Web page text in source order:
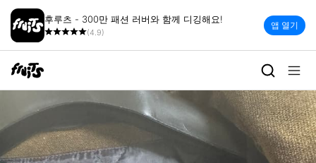
후루츠 - 300만 패션 러버와 함께 디깅해요!
(4.9)
앱 열기